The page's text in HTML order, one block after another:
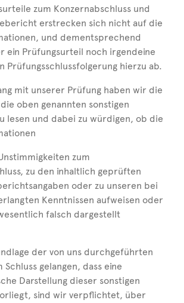
zum Konzernabschluss und
erstrecken sich nicht auf die
und dementsprechend
ein Prüfungsurteil noch irgendeine
Prüfungsschlussfolgerung hierzu ab.
mit unserer Prüfung haben wir die
oben genannten sonstigen
lesen und dabei zu würdigen, ob die
zum
zu den inhaltlich geprüften
oder zu unseren bei
Kenntnissen aufweisen oder
falsch dargestellt
der von uns durchgeführten
gelangen, dass eine
Darstellung dieser sonstigen
sind wir verpflichtet, über